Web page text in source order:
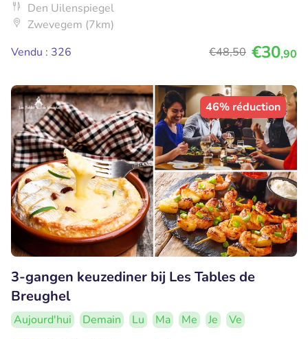
Den Uilenspiegel
Zwevegem (7km)
Vendu : 326
€48,50 €30,90
46% réduction
3-gangen keuzediner bij Les Tables de
Breughel
Aujourd'hui Demain Lu Ma Me Je
Ve